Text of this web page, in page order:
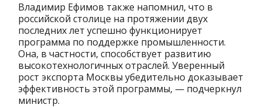
Владимир Ефимов также напомнил, что в
российской столице на протяжении двух
последних лет успешно функционирует
программа по поддержке промышленности.
Она, в частности, способствует развитию
высокотехнологичных отраслей. Уверенный
рост экспорта Москвы убедительно доказывает
эффективность этой программы, — подчеркнул
министр.